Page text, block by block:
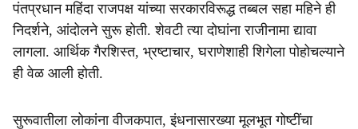
पंतप्रधान महिंदा राजपक्ष यांच्या सरकारविरूद्ध तब्बल सहा महिने ही
निदर्शने, आंदोलने सुरू होती. शेवटी त्या दोघांना राजीनामा द्यावा
लागला. आर्थिक गैरशिस्त, भ्रष्टाचार, घराणेशाही शिगेला पोहोचल्याने
ही वेळ आली होती.
सुरूवातीला लोकांना वीजकपात, इंधनासारख्या मूलभूत गोष्टींचा